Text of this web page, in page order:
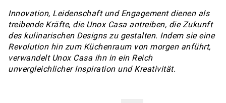
Innovation, Leidenschaft und Engagement dienen als
treibende Kräfte, die Unox Casa antreiben, die Zukunft
des kulinarischen Designs zu gestalten. Indem sie eine
Revolution hin zum Küchenraum von morgen anführt,
verwandelt Unox Casa ihn in ein Reich
unvergleichlicher Inspiration und Kreativität.